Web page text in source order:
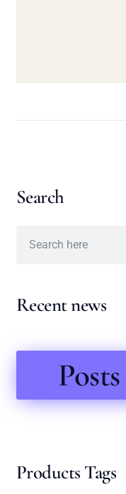
Search
Recent news
Products Tags